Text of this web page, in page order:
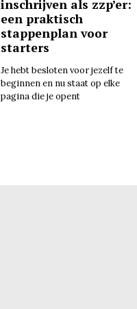
inschrijven als zzp’er:
een praktisch
stappenplan voor
starters
Je hebt besloten voor jezelf te
beginnen en nu staat op elke
pagina die je opent